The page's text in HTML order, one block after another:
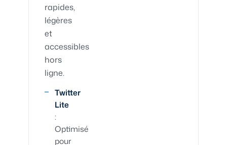
rapides,
légères
et
accessibles
hors
ligne.
Twitter
Lite
:
Optimisé
pour